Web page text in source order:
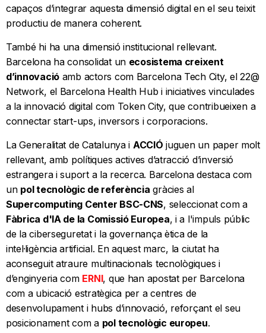
capaços d’integrar aquesta dimensió digital en el seu teixit
productiu de manera coherent.
També hi ha una dimensió institucional rellevant.
Barcelona ha consolidat un ecosistema creixent
d’innovació amb actors com Barcelona Tech City, el 22@
Network, el Barcelona Health Hub i iniciatives vinculades
a la innovació digital com Token City, que contribueixen a
connectar start-ups, inversors i corporacions.
La Generalitat de Catalunya i ACCIÓ juguen un paper molt
rellevant, amb polítiques actives d’atracció d’inversió
estrangera i suport a la recerca. Barcelona destaca com
un pol tecnològic de referència gràcies al
Supercomputing Center BSC-CNS, seleccionat com a
Fàbrica d'IA de la Comissió Europea, i a l'impuls públic
de la ciberseguretat i la governança ètica de la
intel·ligència artificial. En aquest marc, la ciutat ha
aconseguit atraure multinacionals tecnològiques i
d’enginyeria com ERNI, que han apostat per Barcelona
com a ubicació estratègica per a centres de
desenvolupament i hubs d’innovació, reforçant el seu
posicionament com a pol tecnològic europeu.